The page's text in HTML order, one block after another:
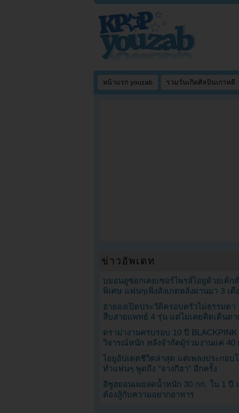
หน้าแรก youzab รวมวันเกิดศิลปินเกาหลี
ข่าวอัพเดท
บยอนอูซอกเคยเซอร์ไพรส์ไอยูด้วยเค้ก
พิเศษ แฟนๆเพิ่งสังเกตหลังผ่านมา 3 เดื
ฮายองเปิดประวัติครอบครัวไม่ธรรมดา
สืบสายแพทย์ 4 รุ่น แต่ไม่เคยคิดเดินตา
ดราม่างานครบรอบ 10 ปี
วิจารณ์หนัก หลังจำกัดผู้ร่วมงานแค่ 40
ไอยูอัปเดตชีวิตล่าสุด แต่เพลงประกอบ
ทำแฟนๆ พูดถึง “จางกีฮา” อีกครั้ง
อีซูฮยอนเผยลดน้ำหนัก 30 กก. ใน 1 ปี
ต้องสู้กับความอยากอาหาร